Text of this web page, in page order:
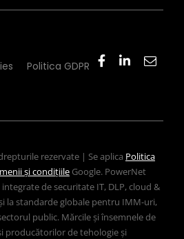
Politica GDPR
rezervate | Se aplica Politica
și condițiileGoogle. PowerNet
de securitate IT, DLP, cloud &
la standarde globale pentru IMM-uri,
public. Mărcile și însemnele de
producătorilor de tehologie și